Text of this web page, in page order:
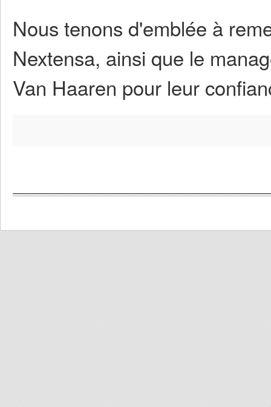
Nous tenons d'emblée à
Nextensa, ainsi que le
Van Haaren pour leur